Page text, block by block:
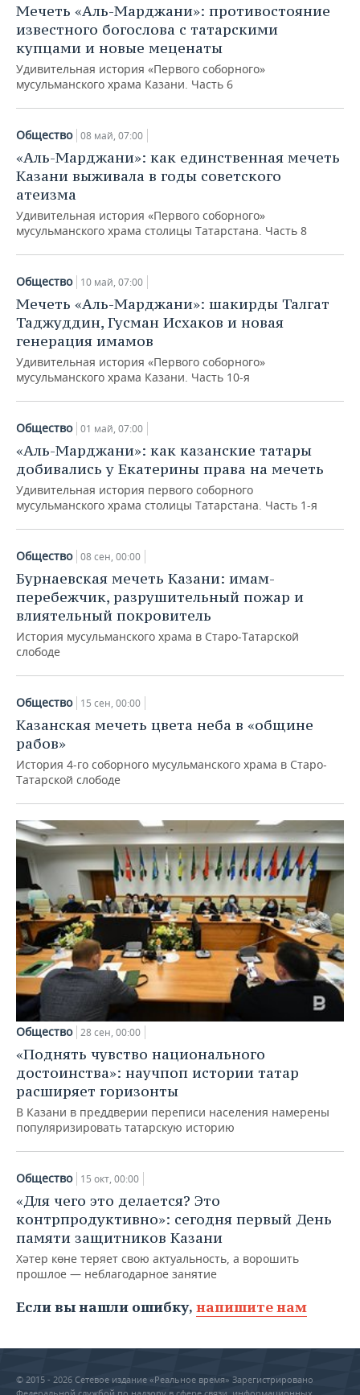
Мечеть «Аль-Марджани»: противостояние
известного богослова с татарскими
купцами и новые меценаты
Удивительная история «Первого соборного»
мусульманского храма Казани. Часть 6
Общество 08 май, 07:00
«Аль-Марджани»: как единственная мечеть
Казани выживала в годы советского
атеизма
Удивительная история «Первого соборного»
мусульманского храма столицы Татарстана. Часть 8
Общество 10 май, 07:00
Мечеть «Аль-Марджани»: шакирды Талгат
Таджуддин, Гусман Исхаков и новая
генерация имамов
Удивительная история «Первого соборного»
мусульманского храма Казани. Часть 10-я
Общество 01 май, 07:00
«Аль-Марджани»: как казанские татары
добивались у Екатерины права на мечеть
Удивительная история первого соборного
мусульманского храма столицы Татарстана. Часть 1-я
Общество 08 сен, 00:00
Бурнаевская мечеть Казани: имам-
перебежчик, разрушительный пожар и
влиятельный покровитель
История мусульманского храма в Старо-Татарской
слободе
Общество 15 сен, 00:00
Казанская мечеть цвета неба в «общине
рабов»
История 4-го соборного мусульманского храма в Старо-
Татарской слободе
Общество 28 сен, 00:00
«Поднять чувство национального
достоинства»: научпоп истории татар
расширяет горизонты
В Казани в преддверии переписи населения намерены
популяризировать татарскую историю
Общество 15 окт, 00:00
«Для чего это делается? Это
контрпродуктивно»: сегодня первый День
памяти защитников Казани
Хәтер көне теряет свою актуальность, а ворошить
прошлое — неблагодарное занятие
Если вы нашли ошибку, напишите нам
© 2015 - 2026 Сетевое издание «Реальное время» Зарегистрировано